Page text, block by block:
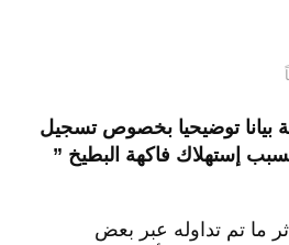
بيانا توضيحيا بخصوص تسجيل
بسبب إستهلاك فاكهة البطيخ ”
ما تم تداوله عبر بعض